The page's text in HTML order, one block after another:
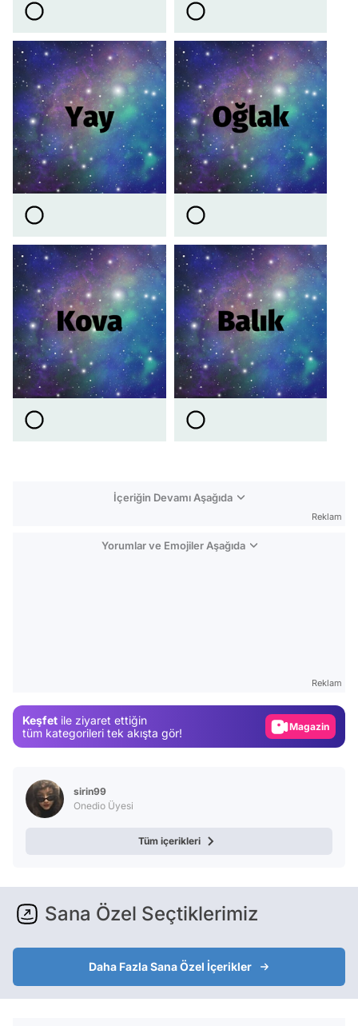
İçeriğin Devamı Aşağıda
Reklam
Yorumlar ve Emojiler Aşağıda
Reklam
Keşfet ile ziyaret ettiğin
tüm kategorileri tek akışta gör!
Magazin
sirin99
Onedio Üyesi
Tüm içerikleri
Sana Özel Seçtiklerimiz
Daha Fazla Sana Özel İçerikler